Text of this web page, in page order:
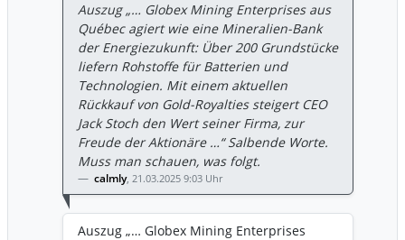
Auszug „… Globex Mining Enterprises aus
Québec agiert wie eine Mineralien-Bank
der Energiezukunft: Über 200 Grundstücke
liefern Rohstoffe für Batterien und
Technologien. Mit einem aktuellen
Rückkauf von Gold-Royalties steigert CEO
Jack Stoch den Wert seiner Firma, zur
Freude der Aktionäre …“ Salbende Worte.
Muss man schauen, was folgt.
calmly, 21.03.2025 9:03 Uhr
Auszug „… Globex Mining Enterprises